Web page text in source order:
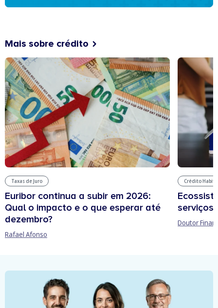
Mais sobre crédito
Taxas de Juro
Euribor continua a subir em 2026:
Qual o impacto e o que esperar até
dezembro?
Rafael Afonso
Crédito
serviços
Doutor